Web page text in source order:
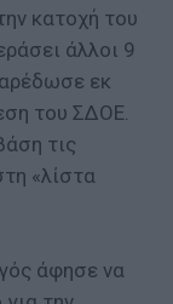
κατοχή του
άλλοι 9
εκ
του ΣΔΟΕ.
τις
«λίστα
άφησε να